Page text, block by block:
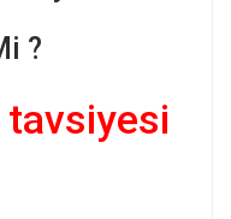
?
tavsiyesi